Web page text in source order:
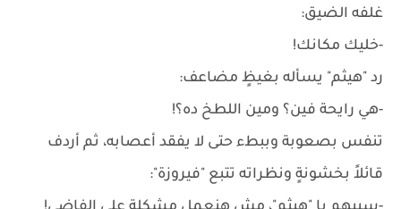
غلفه الضيق:
-خليك مكانك!
رد "هيثم" يسأله بغيظٍ مضاعف:
-هي رايحة فين؟ ومين اللطخ ده؟!
تنفس بصعوبة وببطء حتى لا يفقد أعصابه، ثم أردف
قائلاً بخشونةٍ ونظراته تتبع "فيروزة":